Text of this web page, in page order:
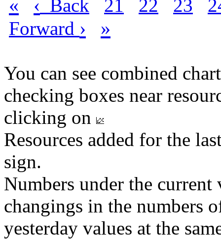
« ‹ Back 21 22 23
Forward › »
You can see combined
checking boxes near
clicking on
Resources added for the
sign.
Numbers under the
changings in the numbers
yesterday values at the